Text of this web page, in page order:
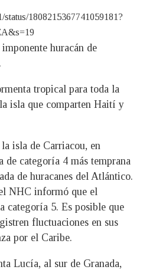
1808215367741059181?
huracán de
tropical para toda la
isla que comparten Haití y
isla de Carriacou, en
de categoría 4 más temprana
de huracanes del Atlántico.
NHC informó que el
categoría 5. Es posible que
fluctuaciones en sus
por el Caribe.
Lucía, al sur de Granada,